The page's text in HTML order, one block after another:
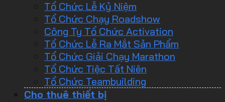
Tổ Chức Lễ Kỷ Niệm
Tổ Chức Chạy Roadshow
Công Ty Tổ Chức Activation
Tổ Chức Lễ Ra Mắt Sản Phẩm
Tổ Chức Giải Chạy Marathon
Tổ Chức Tiệc Tất Niên
Tổ Chức Teambuilding
Cho thuê thiết bị